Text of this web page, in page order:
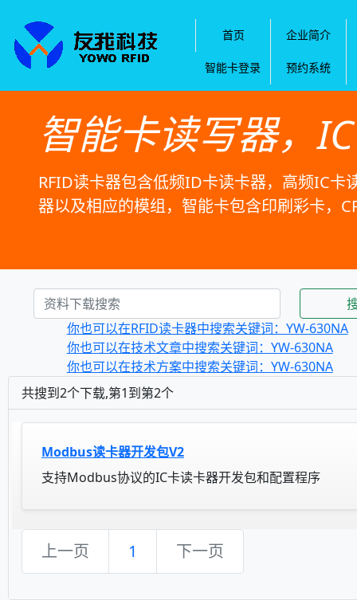
首页 企业简介
智能卡登录 预约系统
智能卡读写器，
RFID读卡器包含低频ID卡读卡器，高频IC卡
器以及相应的模组，智能卡包含印刷彩卡，
你也可以在RFID读卡器中搜索关键词：YW-630NA
你也可以在技术文章中搜索关键词：YW-630NA
你也可以在技术方案中搜索关键词：YW-630NA
共搜到2个下载,第1到第2个
Modbus读卡器开发包V2
支持Modbus协议的IC卡读卡器开发包和配置程序
上一页 1 下一页